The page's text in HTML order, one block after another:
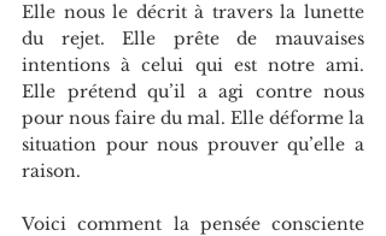
Elle nous le décrit à travers la lunette
du rejet. Elle prête de mauvaises
intentions à celui qui est notre ami.
Elle prétend qu’il a agi contre nous
pour nous faire du mal. Elle déforme la
situation pour nous prouver qu’elle a
raison.
Voici comment la pensée consciente